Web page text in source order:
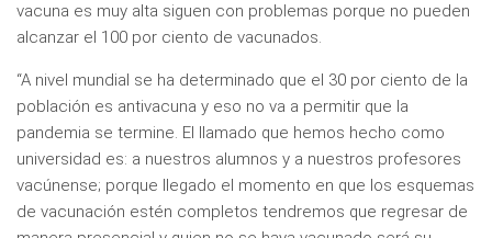
vacuna es muy alta siguen con problemas porque no pueden
alcanzar el 100 por ciento de vacunados.
“A nivel mundial se ha determinado que el 30 por ciento de la
población es antivacuna y eso no va a permitir que la
pandemia se termine. El llamado que hemos hecho como
universidad es: a nuestros alumnos y a nuestros profesores
vacúnense; porque llegado el momento en que los esquemas
de vacunación estén completos tendremos que regresar de